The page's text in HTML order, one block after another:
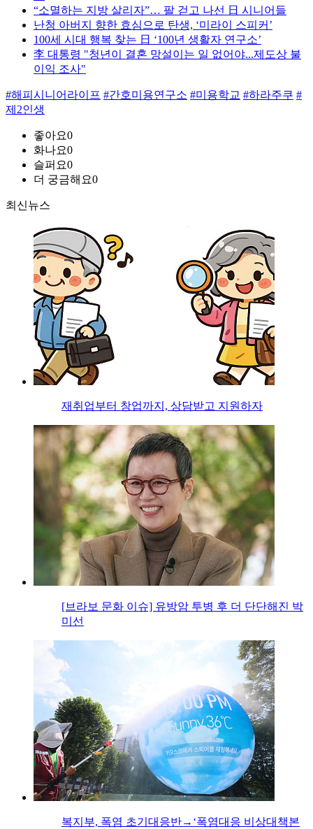
“소멸하는 지방 살리자”… 팔 걷고 나선 日 시니어들
난청 아버지 향한 효심으로 탄생, ‘미라이 스피커’
100세 시대 행복 찾는 日 ‘100년 생활자 연구소’
李 대통령 "청년이 결혼 망설이는 일 없어야...제도상 불
이익 조사"
#해피시니어라이프 #간호미용연구소 #미용학교 #하라주쿠 #
제2인생
좋아요0
화나요0
슬퍼요0
더 궁금해요0
최신뉴스
재취업부터 창업까지, 상담받고 지원하자
[브라보 문화 이슈] 유방암 투병 후 더 단단해진 박
미선
복지부, 폭염 초기대응반→‘폭염대응 비상대책본